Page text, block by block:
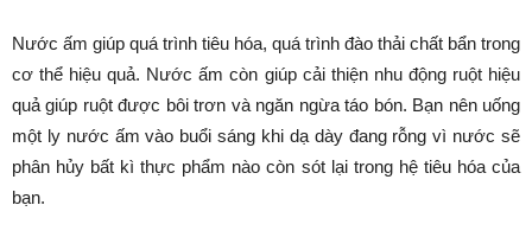
Nước ấm giúp quá trình tiêu hóa, quá trình đào thải chất bẩn trong
cơ thể hiệu quả. Nước ấm còn giúp cải thiện nhu động ruột hiệu
quả giúp ruột được bôi trơn và ngăn ngừa táo bón. Bạn nên uống
một ly nước ấm vào buổi sáng khi dạ dày đang rỗng vì nước sẽ
phân hủy bất kì thực phẩm nào còn sót lại trong hệ tiêu hóa của
bạn.